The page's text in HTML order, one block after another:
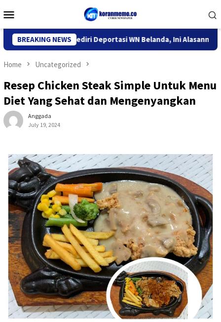
to
Menu
BREAKING NEWS
Imigrasi Kediri Deportasi WN Belanda, Ini Alasannya
Home Uncategorized
Resep Chicken Steak Simple Untuk Menu
Diet Yang Sehat dan Mengenyangkan
Anggada
July 19, 2024